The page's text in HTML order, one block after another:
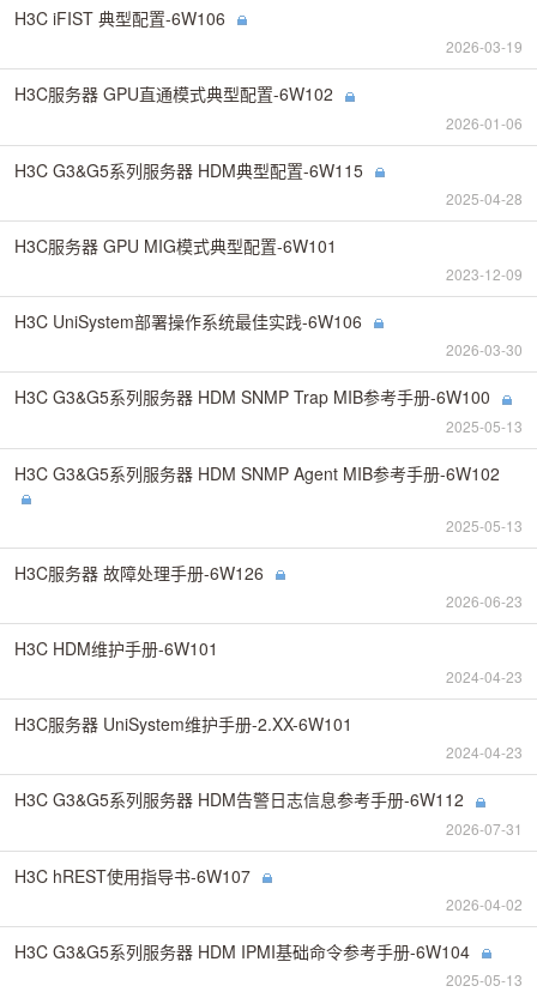
H3C iFIST 典型配置-6W106
2026-03-19
H3C服务器 GPU直通模式典型配置-6W102
2026-01-06
H3C G3&G5系列服务器 HDM典型配置-6W115
2025-04-28
H3C服务器 GPU MIG模式典型配置-6W101
2023-12-09
H3C UniSystem部署操作系统最佳实践-6W106
2026-03-30
H3C G3&G5系列服务器 HDM SNMP Trap MIB参考手册-6W100
2025-05-13
H3C G3&G5系列服务器 HDM SNMP Agent MIB参考手册-6W102
2025-05-13
H3C服务器 故障处理手册-6W126
2026-06-23
H3C HDM维护手册-6W101
2024-04-23
H3C服务器 UniSystem维护手册-2.XX-6W101
2024-04-23
H3C G3&G5系列服务器 HDM告警日志信息参考手册-6W112
2026-07-31
H3C hREST使用指导书-6W107
2026-04-02
H3C G3&G5系列服务器 HDM IPMI基础命令参考手册-6W104
2025-05-13